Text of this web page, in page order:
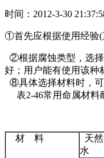
时间： 2012-3-30
①首先应根据使用经验(
②根据腐蚀类型，选
好；用户能有使用该种
⑧具体选择材料时，可
表2-46常用命属材料
材 料
天然
水